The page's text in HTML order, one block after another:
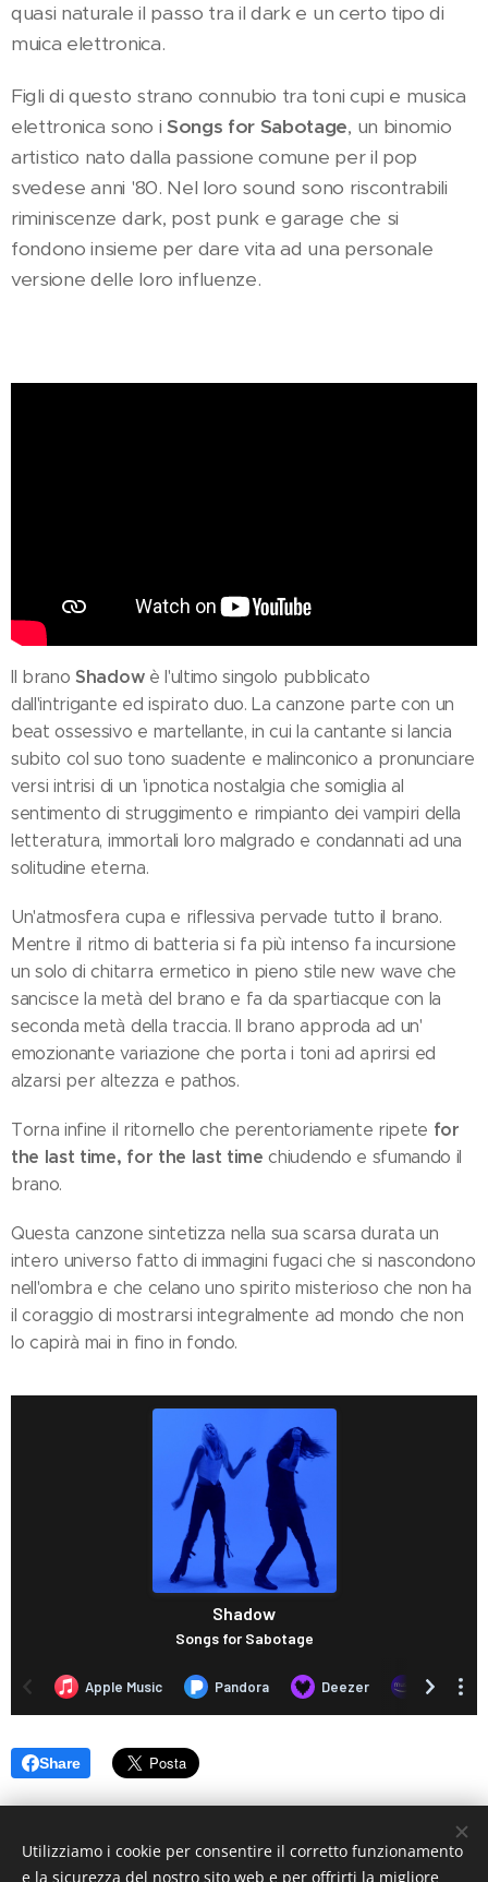
quasi naturale il passo tra il dark e un certo tipo di
muica elettronica.
Figli di questo strano connubio tra toni cupi e musica
elettronica sono i Songs for Sabotage, un binomio
artistico nato dalla passione comune per il pop
svedese anni '80. Nel loro sound sono riscontrabili
riminiscenze dark, post punk e garage che si
fondono insieme per dare vita ad una personale
versione delle loro influenze.
Il brano Shadowè l'ultimo singolo pubblicato
dall'intrigante ed ispirato duo. La canzone parte con un
beat ossessivo e martellante, in cui la cantante si lancia
subito col suo tono suadente e malinconico a pronunciare
versi intrisi di un 'ipnotica nostalgia che somiglia al
sentimento di struggimento e rimpianto dei vampiri della
letteratura, immortali loro malgrado e condannati ad una
solitudine eterna.
Un'atmosfera cupa e riflessiva pervade tutto il brano.
Mentre il ritmo di batteria si fa più intenso fa incursione
un solo di chitarra ermetico in pieno stile new wave che
sancisce la metà del brano e fa da spartiacque con la
seconda metà della traccia. Il brano approda ad un'
emozionante variazione che porta i toni ad aprirsi ed
alzarsi per altezza e pathos.
Torna infine il ritornello che perentoriamente ripete for
the last time, for the last time chiudendo e sfumando il
brano.
Questa canzone sintetizza nella sua scarsa durata un
intero universo fatto di immagini fugaci che si nascondono
nell'ombra e che celano uno spirito misterioso che non ha
il coraggio di mostrarsi integralmente ad mondo che non
lo capirà mai in fino in fondo.
Share
Utilizziamo i cookie per consentire il corretto funzionamento
e la sicurezza del nostro sito web e per offrirti la migliore